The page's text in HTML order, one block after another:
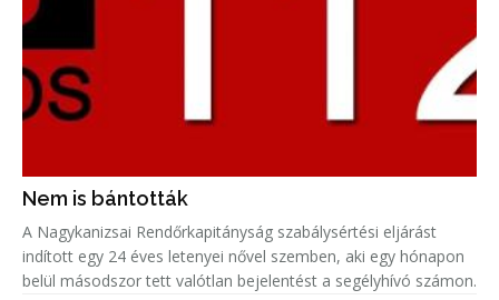
Nem is bántották
A Nagykanizsai Rendőrkapitányság szabálysértési eljárást
indított egy 24 éves letenyei nővel szemben, aki egy hónapon
belül másodszor tett valótlan bejelentést a segélyhívó számon.